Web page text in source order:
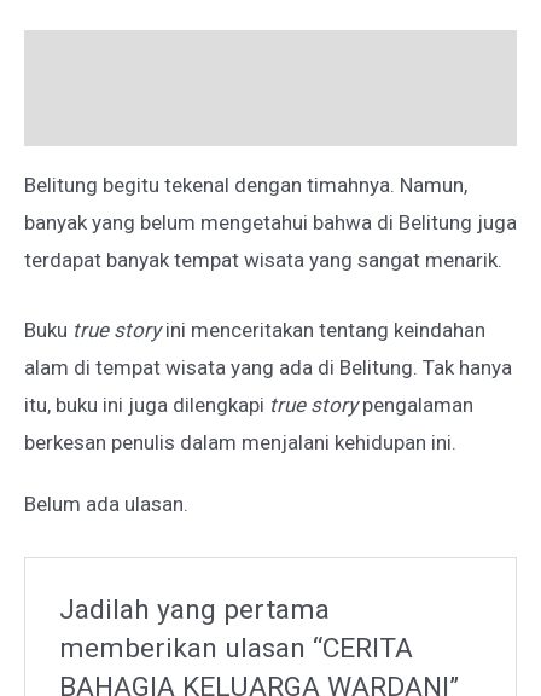
Belitung begitu tekenal dengan timahnya. Namun,
banyak yang belum mengetahui bahwa di Belitung juga
terdapat banyak tempat wisata yang sangat menarik.
Buku true storyini menceritakan tentang keindahan
alam di tempat wisata yang ada di Belitung. Tak hanya
itu, buku ini juga dilengkapi true storypengalaman
berkesan penulis dalam menjalani kehidupan ini.
Belum ada ulasan.
Jadilah yang pertama
memberikan ulasan “CERITA
BAHAGIA KELUARGA WARDANI”